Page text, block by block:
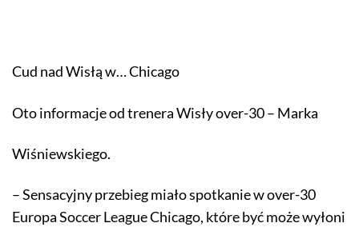
Cud nad Wisłą w… Chicago
Oto informacje od trenera Wisły over-30 – Marka
Wiśniewskiego.
– Sensacyjny przebieg miało spotkanie w over-30
Europa Soccer League Chicago, które być może wyłoni